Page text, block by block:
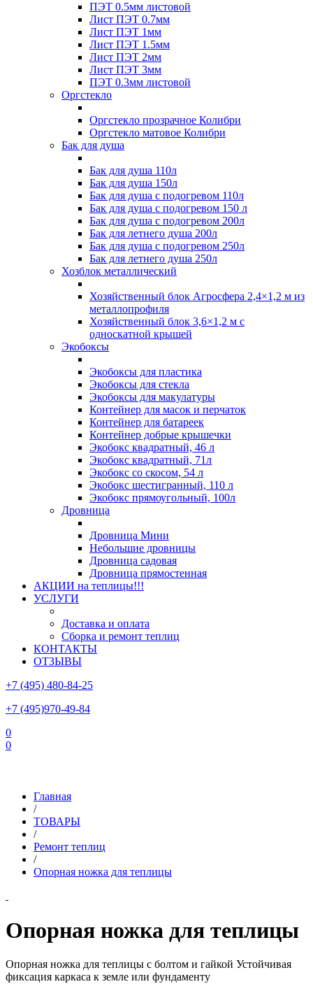
ПЭТ 0.5мм листовой
Лист ПЭТ 0.7мм
Лист ПЭТ 1мм
Лист ПЭТ 1.5мм
Лист ПЭТ 2мм
Лист ПЭТ 3мм
ПЭТ 0.3мм листовой
Оргстекло
Оргстекло прозрачное Колибри
Оргстекло матовое Колибри
Бак для душа
Бак для душа 110л
Бак для душа 150л
Бак для душа с подогревом 110л
Бак для душа с подогревом 150 л
Бак для душа с подогревом 200л
Бак для летнего душа 200л
Бак для душа с подогревом 250л
Бак для летнего душа 250л
Хозблок металлический
Хозяйственный блок Агросфера 2,4×1,2 м из
металлопрофиля
Хозяйственный блок 3,6×1,2 м с
односкатной крышей
Экобоксы
Экобоксы для пластика
Экобоксы для стекла
Экобоксы для макулатуры
Контейнер для масок и перчаток
Контейнер для батареек
Контейнер добрые крышечки
Экобокс квадратный, 46 л
Экобокс квадратный, 71л
Экобокс со скосом, 54 л
Экобокс шестигранный, 110 л
Экобокс прямоугольный, 100л
Дровница
Дровница Мини
Небольшие дровницы
Дровница садовая
Дровница прямостенная
АКЦИИ на теплицы!!!
УСЛУГИ
Доставка и оплата
Сборка и ремонт теплиц
КОНТАКТЫ
ОТЗЫВЫ
+7 (495) 480-84-25
+7 (495)970-49-84
0
0
Главная
/
ТОВАРЫ
/
Ремонт теплиц
/
Опорная ножка для теплицы
Опорная ножка для теплицы
Опорная ножка для теплицы с болтом и гайкой Устойчивая
фиксация каркаса к земле или фундаменту